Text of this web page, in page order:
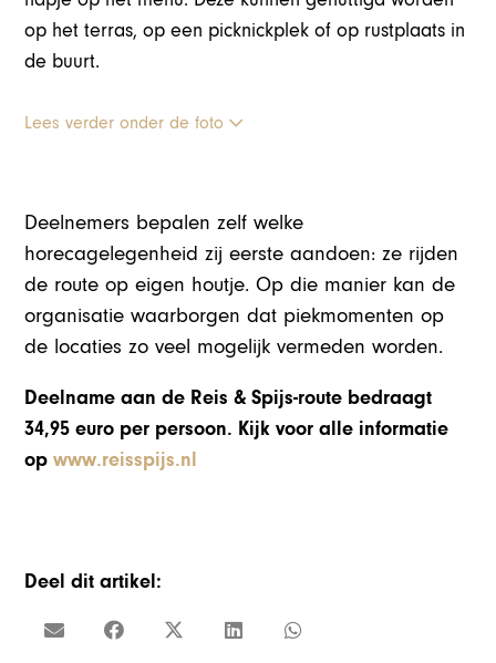
op het terras, op een picknickplek of op rustplaats in
de buurt.
Lees verder onder de foto
Deelnemers bepalen zelf welke
horecagelegenheid zij eerste aandoen: ze rijden
de route op eigen houtje. Op die manier kan de
organisatie waarborgen dat piekmomenten op
de locaties zo veel mogelijk vermeden worden.
Deelname aan de Reis & Spijs-route bedraagt
34,95 euro per persoon. Kijk voor alle informatie
opwww.reisspijs.nl
Deel dit artikel: